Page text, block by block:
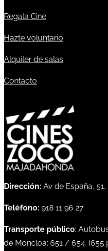
Regala Cine
Hazte voluntario
Alquiler de salas
Contacto
Dirección: Av de España,
Teléfono: 918 11 96 27
Transporte público:
de Moncloa: 651 / 654. (655